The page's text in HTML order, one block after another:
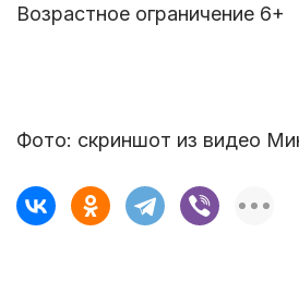
Возрастное ограничение 6+
Фото: скриншот из видео